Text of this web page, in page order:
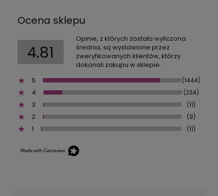
Ocena sklepu
4.81
Opinie, z których została wyliczona
średnia, są wystawione przez
zweryfikowanych klientów, którzy
dokonali zakupu w sklepie.
5
(1444)
4 (234)
3 (11)
2 (9)
1 (11)